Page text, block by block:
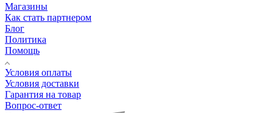
Магазины
Как стать партнером
Блог
Политика
Помощь
Условия оплаты
Условия доставки
Гарантия на товар
Вопрос-ответ